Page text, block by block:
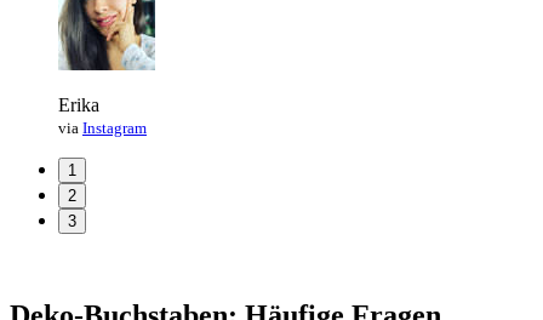
Erika
via Instagram
1
2
3